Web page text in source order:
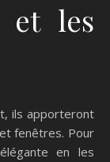
et les
ils apporteront
fenêtres. Pour
en les